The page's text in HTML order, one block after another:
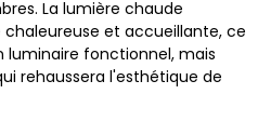
La lumière chaude
et accueillante, ce
fonctionnel, mais
rehaussera l'esthétique de